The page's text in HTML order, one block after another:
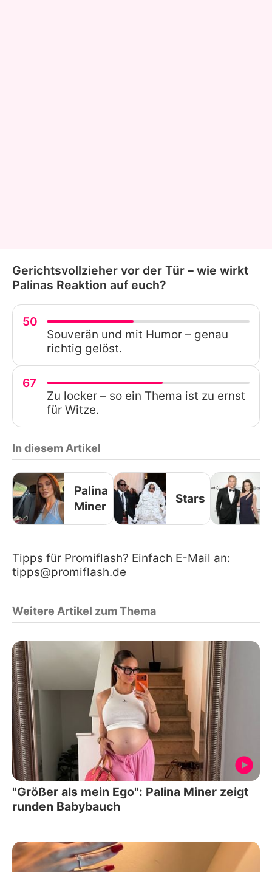
Gerichtsvollzieher vor der Tür – wie wirkt
Palinas Reaktion auf euch?
50
Souverän und mit Humor – genau
richtig gelöst.
67
Zu locker – so ein Thema ist zu ernst
für Witze.
In diesem Artikel
Palina
Miner
Stars
Tipps für Promiflash? Einfach E-Mail an:
tipps@promiflash.de
Weitere Artikel zum Thema
"Größer als mein Ego": Palina Miner zeigt
runden Babybauch